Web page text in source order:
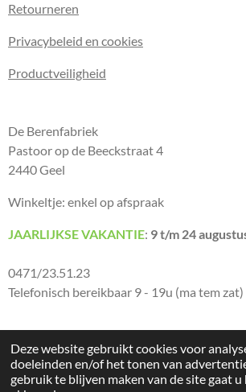
Deze website gebruikt cookies voor
doeleinden en/of het tonen van
gebruik te blijven maken van de site gaat u
Retourneren
Privacybeleid en cookies
Productveiligheid
De Berenfabriek
Pastoor op de Beeckstraat 4
2440 Geel
Winkeltje: enkel op afspraak
JAARLIJKSE VAKANTIE: 9 t/m 24
0471/23.51.23
Telefonisch bereikbaar 9 - 19u (ma tem zat)
© 2026 De Berenfabriek